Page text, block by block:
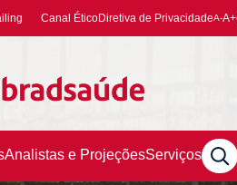
Canal ÉticoDiretiva de PrivacidadeA-A+
Analistas e ProjeçõesServiços